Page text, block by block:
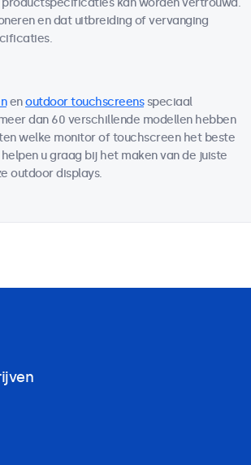
kan worden vertrouwd.
en dat uitbreiding of vervanging
enoutdoor touchscreensspeciaal
dan 60 verschillende modellen hebben
welke monitor of touchscreen het beste
u graag bij het maken van de juiste
outdoor displays.